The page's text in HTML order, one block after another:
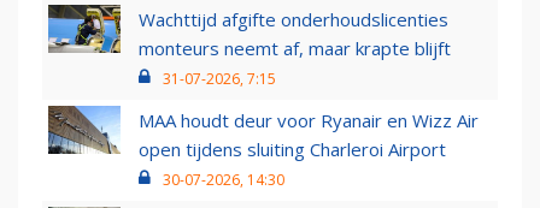
Wachttijd afgifte onderhoudslicenties
monteurs neemt af, maar krapte blijft
31-07-2026, 7:15
MAA houdt deur voor Ryanair en Wizz Air
open tijdens sluiting Charleroi Airport
30-07-2026, 14:30